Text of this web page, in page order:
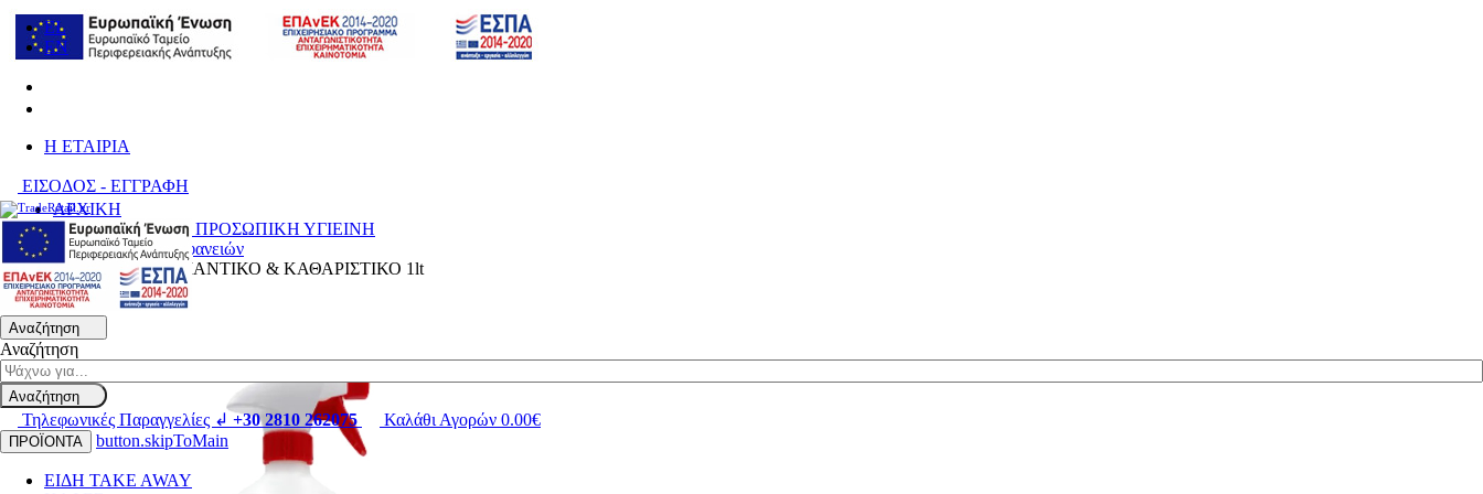
EL
EN
H ΕΤΑΙΡΙΑ
ΕΙΣΟΔΟΣ - ΕΓΓΡΑΦΗ
Αναζήτηση
Αναζήτηση
Αναζήτηση
Τηλεφωνικές Παραγγελίες ↲ +30 2810 262075 Καλάθι Αγορών 0.00€
ΠΡΟΪΟΝΤΑ button.skipToMain
ΕΙΔΗ TAKE AWAY
ΑΡΧΙΚΗ
ΑΠΟΛΥΜΑΝΣΗ - ΠΡΟΣΩΠΙΚΗ ΥΓΙΕΙΝΗ
Απολυμαντικά Επιφανειών
SPARK ΑΠΟΛΥΜΑΝΤΙΚΟ & ΚΑΘΑΡΙΣΤΙΚΟ 1lt